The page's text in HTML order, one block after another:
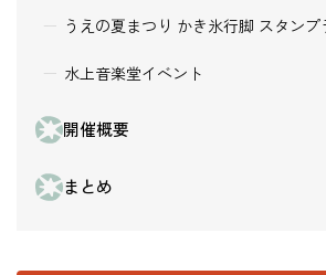
うえの夏まつり かき氷行脚 スタンプ
水上音楽堂イベント
開催概要
まとめ